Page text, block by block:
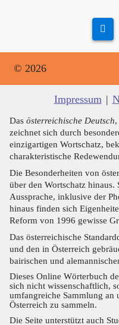
© 2026
Impressum |
Das österreichische Deutsch
zeichnet sich durch
einzigartigen Wortschatz,
charakteristische
Die Besonderheiten von
über den Wortschatz
Aussprache, inklusive der
hinaus finden sich
Reform von 1996 gewisse
Das österreichische
und den in Österreich
bairischen und
Dieses Online Wörterbuch
sich nicht wissenschaftlich,
umfangreiche Sammlung an
Österreich zu sammeln.
Die Seite unterstützt auch